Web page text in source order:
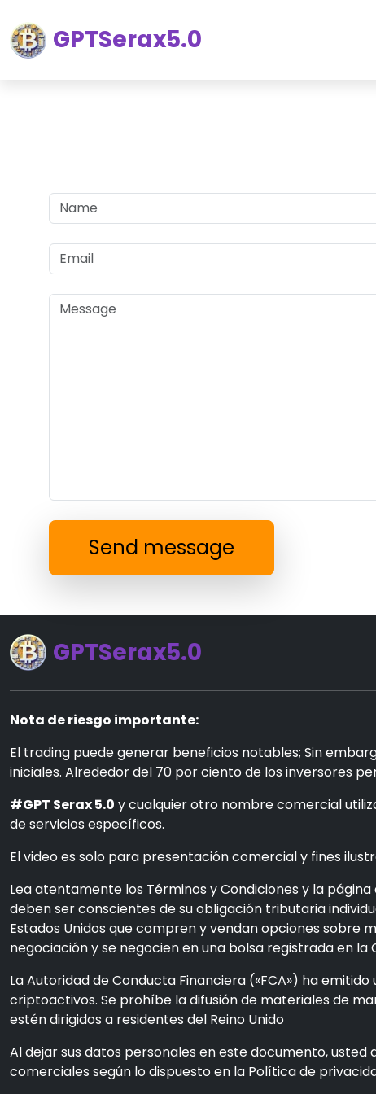
GPTSerax5.0
Send message
GPTSerax5.0
Nota de riesgo importante:
El trading puede generar beneficios notables; Sin
iniciales. Alrededor del 70 por ciento de los inversores
#GPT Serax 5.0 y cualquier otro nombre comercial
de servicios específicos.
El video es solo para presentación comercial y fines
Lea atentamente los Términos y Condiciones y la
deben ser conscientes de su obligación tributaria
Estados Unidos que compren y vendan opciones sobre
negociación y se negocien en una bolsa registrada en
La Autoridad de Conducta Financiera («FCA») ha
criptoactivos. Se prohíbe la difusión de materiales de
estén dirigidos a residentes del Reino Unido
Al dejar sus datos personales en este documento,
comerciales según lo dispuesto en la Política de